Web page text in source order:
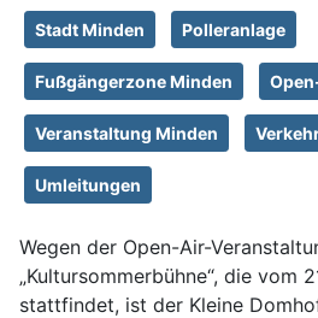
Stadt Minden Polleranlage
Fußgängerzone Minden
Veranstaltung Minden
Umleitungen
Wegen der Open-Air-
„Kultursommerbühne“, die vom
stattfindet, ist der Kleine